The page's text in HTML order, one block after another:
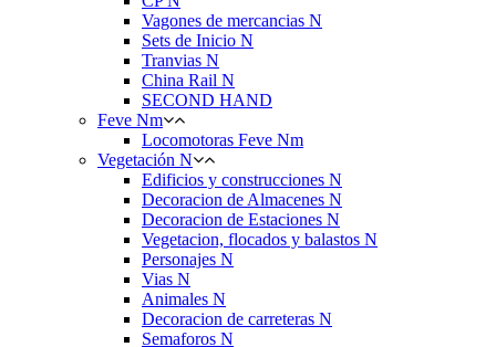
Vagones de mercancias N
Sets de Inicio N
Tranvias N
China Rail N
SECOND HAND
Feve Nm
Locomotoras Feve Nm
Vegetación N
Edificios y construcciones N
Decoracion de Almacenes N
Decoracion de Estaciones N
Vegetacion, flocados y balastos N
Personajes N
Vias N
Animales N
Decoracion de carreteras N
Semaforos N